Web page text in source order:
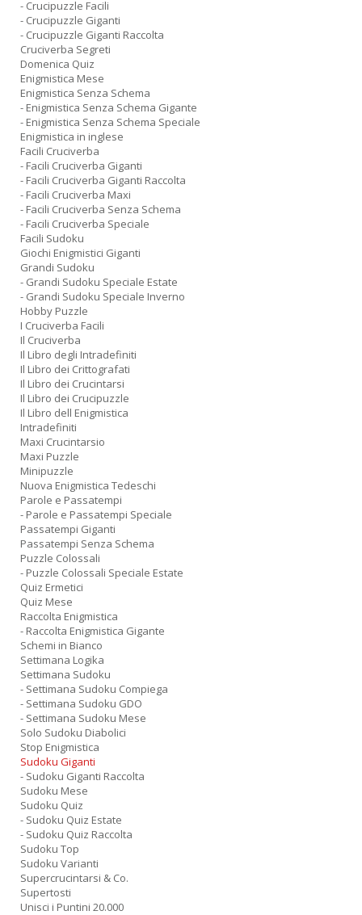
- Crucipuzzle Facili
- Crucipuzzle Giganti
- Crucipuzzle Giganti Raccolta
Cruciverba Segreti
Domenica Quiz
Enigmistica Mese
Enigmistica Senza Schema
- Enigmistica Senza Schema Gigante
- Enigmistica Senza Schema Speciale
Enigmistica in inglese
Facili Cruciverba
- Facili Cruciverba Giganti
- Facili Cruciverba Giganti Raccolta
- Facili Cruciverba Maxi
- Facili Cruciverba Senza Schema
- Facili Cruciverba Speciale
Facili Sudoku
Giochi Enigmistici Giganti
Grandi Sudoku
- Grandi Sudoku Speciale Estate
- Grandi Sudoku Speciale Inverno
Hobby Puzzle
I Cruciverba Facili
Il Cruciverba
Il Libro degli Intradefiniti
Il Libro dei Crittografati
Il Libro dei Crucintarsi
Il Libro dei Crucipuzzle
Il Libro dell Enigmistica
Intradefiniti
Maxi Crucintarsio
Maxi Puzzle
Minipuzzle
Nuova Enigmistica Tedeschi
Parole e Passatempi
- Parole e Passatempi Speciale
Passatempi Giganti
Passatempi Senza Schema
Puzzle Colossali
- Puzzle Colossali Speciale Estate
Quiz Ermetici
Quiz Mese
Raccolta Enigmistica
- Raccolta Enigmistica Gigante
Schemi in Bianco
Settimana Logika
Settimana Sudoku
- Settimana Sudoku Compiega
- Settimana Sudoku GDO
- Settimana Sudoku Mese
Solo Sudoku Diabolici
Stop Enigmistica
Sudoku Giganti
- Sudoku Giganti Raccolta
Sudoku Mese
Sudoku Quiz
- Sudoku Quiz Estate
- Sudoku Quiz Raccolta
Sudoku Top
Sudoku Varianti
Supercrucintarsi & Co.
Supertosti
Unisci i Puntini 20.000